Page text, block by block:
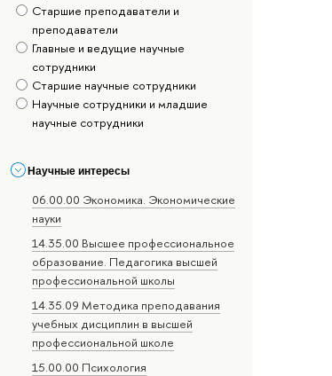
Старшие преподаватели и
преподаватели
Главные и ведущие научные
сотрудники
Старшие научные сотрудники
Научные сотрудники и младшие
научные сотрудники
Научные интересы
06.00.00 Экономика. Экономические
науки
14.35.00 Высшее профессиональное
образование. Педагогика высшей
профессиональной школы
14.35.09 Методика преподавания
учебных дисциплин в высшей
профессиональной школе
15.00.00 Психология